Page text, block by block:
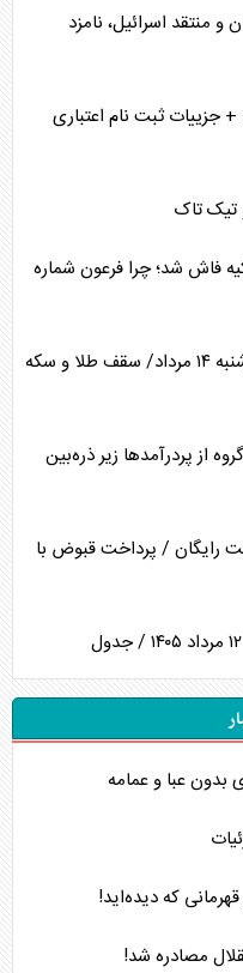
اسرائیل، نامزد
جزییات ثبت نام اعتباری
تیک تاک
فاش شد؛ چرا فرعون شماره
آخرین قیمت طلا و سکه امروز چهارشنبه ۱۴ مرداد/ سقف طلا و سکه
از پردرآمد‌ها زیر ذره‌بین
رایگان / پرداخت قبوض با
بدون عبا و عمامه
که دیده‌اید!
مصادره شد!